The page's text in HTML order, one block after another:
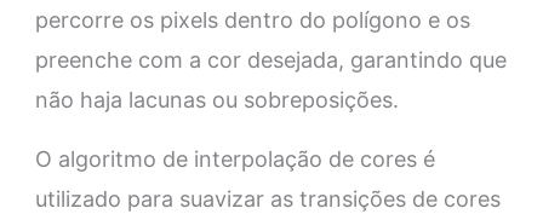
percorre os pixels dentro do polígono e os
preenche com a cor desejada, garantindo que
não haja lacunas ou sobreposições.
O algoritmo de interpolação de cores é
utilizado para suavizar as transições de cores